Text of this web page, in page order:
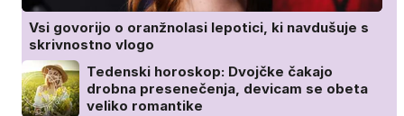
Vsi govorijo o oranžnolasi lepotici, ki navdušuje s
skrivnostno vlogo
Tedenski horoskop: Dvojčke čakajo
drobna presenečenja, devicam se obeta
veliko romantike